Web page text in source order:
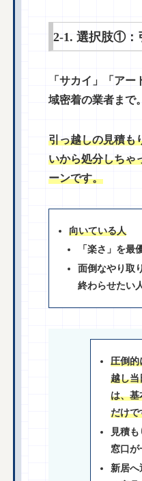
2-1. 選択肢①：
「サカイ」「ア
域密着の業者まで。
引っ越しの見積も
いから処分しちゃ
ーンです。
向いている人
「楽さ」を最
面倒なやり取
終わらせたい人
圧倒的
越し当
は、基
だけで
見積も
窓口が
新居へ